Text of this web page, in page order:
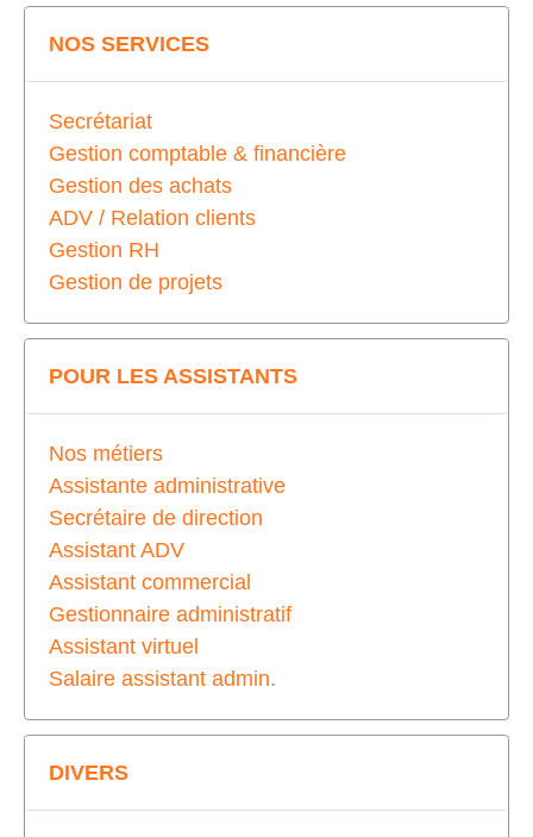
NOS SERVICES
Secrétariat
Gestion comptable & financière
Gestion des achats
ADV / Relation clients
Gestion RH
Gestion de projets
POUR LES ASSISTANTS
Nos métiers
Assistante administrative
Secrétaire de direction
Assistant ADV
Assistant commercial
Gestionnaire administratif
Assistant virtuel
Salaire assistant admin.
DIVERS